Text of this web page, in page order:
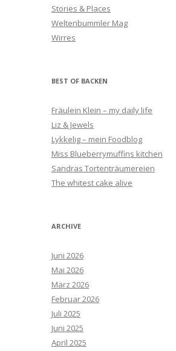
Stories & Places
Weltenbummler Mag
Wirres
BEST OF BACKEN
Fräulein Klein – my daily life
Liz & Jewels
Lykkelig – mein Foodblog
Miss Blueberrymuffins kitchen
Sandras Tortenträumereien
The whitest cake alive
ARCHIVE
Juni 2026
Mai 2026
März 2026
Februar 2026
Juli 2025
Juni 2025
April 2025